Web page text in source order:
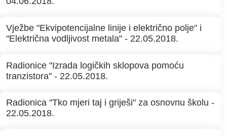
Vježbe "Ekvipotencijalne linije i električno polje" i
"Električna vodljivost metala" - 22.05.2018.
Radionice "Izrada logičkih sklopova pomoću
tranzistora" - 22.05.2018.
Radionica "Tko mjeri taj i griješi" za osnovnu školu -
22.05.2018.